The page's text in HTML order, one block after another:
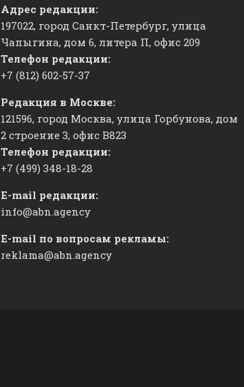
Адрес редакции:
197022, город Санкт-Петербург, улица
Чапыгина, дом 6, литера П, офис 209
Телефон редакции:
+7 (812) 602-57-37
Редакция в Москве:
121596, город Москва, улица Горбунова, дом
2 строение 3, офис ​В823
Телефон редакции:
+7 (499) 348-18-28
E-mail редакции:
info@abn.agency
E-mail по вопросам рекламы:
reklama@abn.agency